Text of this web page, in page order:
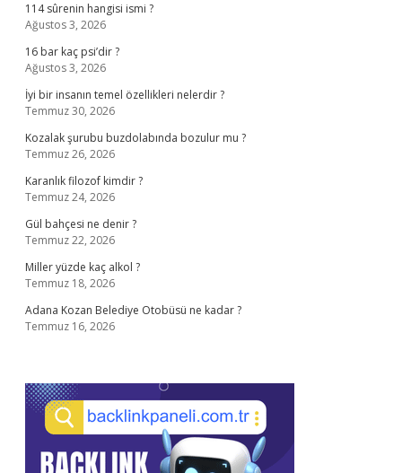
114 sûrenin hangisi ismi ?
Ağustos 3, 2026
16 bar kaç psi’dir ?
Ağustos 3, 2026
İyi bir insanın temel özellikleri nelerdir ?
Temmuz 30, 2026
Kozalak şurubu buzdolabında bozulur mu ?
Temmuz 26, 2026
Karanlık filozof kimdir ?
Temmuz 24, 2026
Gül bahçesi ne denir ?
Temmuz 22, 2026
Miller yüzde kaç alkol ?
Temmuz 18, 2026
Adana Kozan Belediye Otobüsü ne kadar ?
Temmuz 16, 2026